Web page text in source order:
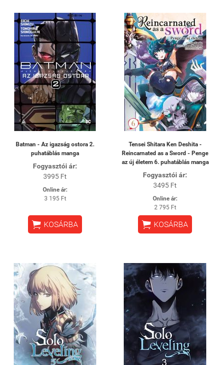
Batman - Az igazság ostora 2.
puhatáblás manga
Fogyasztói ár:
3995 Ft
Online ár:
3 195 Ft
 KOSÁRBA
Tensei Shitara Ken Deshita -
Reincarnated as a Sword - Penge
az új életem 6. puhatáblás manga
Fogyasztói ár:
3495 Ft
Online ár:
2 795 Ft
 KOSÁRBA